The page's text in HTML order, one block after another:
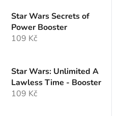
Star Wars Secrets of
Power Booster
109 Kč
Star Wars: Unlimited A
Lawless Time - Booster
109 Kč